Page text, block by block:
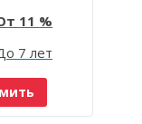
11
7 лет